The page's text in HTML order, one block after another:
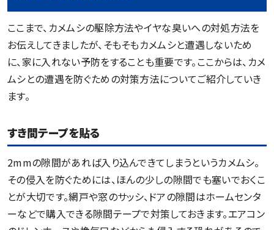
ここまで、カメムシの駆除方法やイヤな臭いへの対処方法を
お伝えしてきましたが、そもそもカメムシと遭遇しないため
に、家に入れない予防をすることも重要です。ここからは、カメ
ムシとの遭遇を防ぐための対策方法についてご紹介していき
ます。
すき間テープを貼る
2mmの隙間があれば入り込んできてしまうというカメムシ。
その侵入を防ぐためには、ほんの少しの隙間でも塞いでおくこ
とが大切です。網戸や窓のサッシ、ドアの隙間はホームセンタ
ーなどで購入できる隙間テープで対策しておきます。エアコン